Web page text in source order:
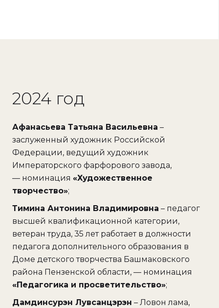
2024 год
Афанасьева Татьяна Васильевна –
заслуженный художник Российской
Федерации, ведущий художник
Императорского фарфорового завода,
— номинация «Художественное
творчество»;
Тимина Антонина Владимировна – педагог
высшей квалификационной категории,
ветеран труда, 35 лет работает в должности
педагога дополнительного образования в
Доме детского творчества Башмаковского
района Пензенской области, — номинация
«Педагогика и просветительство»;
Дамдинсурэн Лувсанцэрэн – Ловон лама,